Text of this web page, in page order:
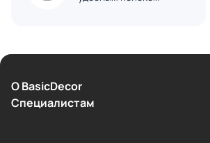
О BasicDecor
Cпециалистам